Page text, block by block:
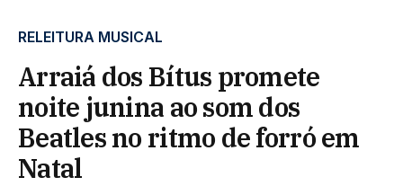
RELEITURA MUSICAL
Arraiá dos Bítus promete
noite junina ao som dos
Beatles no ritmo de forró em
Natal